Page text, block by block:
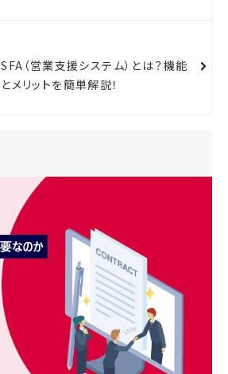
SFA（営業支援システム）とは？機能
とメリットを簡単解説！